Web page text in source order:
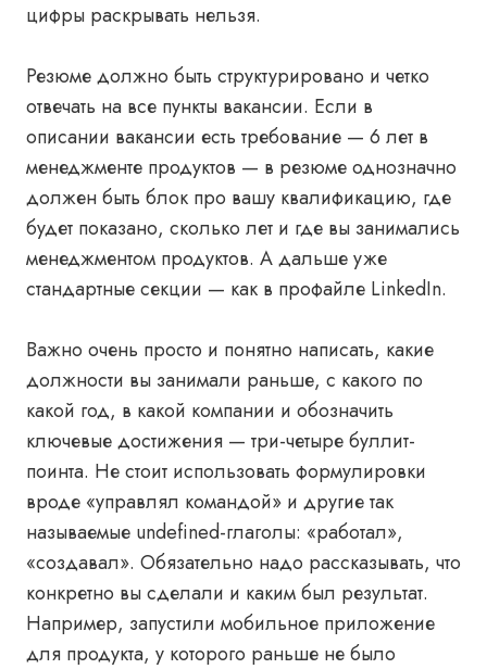
цифры раскрывать нельзя.
Резюме должно быть структурировано и четко
отвечать на все пункты вакансии. Если в
описании вакансии есть требование — 6 лет в
менеджменте продуктов — в резюме однозначно
должен быть блок про вашу квалификацию, где
будет показано, сколько лет и где вы занимались
менеджментом продуктов. А дальше уже
стандартные секции — как в профайле LinkedIn.
Важно очень просто и понятно написать, какие
должности вы занимали раньше, с какого по
какой год, в какой компании и обозначить
ключевые достижения — три-четыре буллит-
поинта. Не стоит использовать формулировки
вроде «управлял командой» и другие так
называемые undefined-глаголы: «работал»,
«создавал». Обязательно надо рассказывать, что
конкретно вы сделали и каким был результат.
Например, запустили мобильное приложение
для продукта, у которого раньше не было